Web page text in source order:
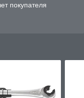
покупателя